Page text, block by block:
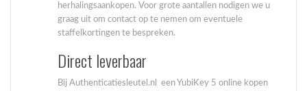
herhalingsaankopen. Voor grote aantallen nodigen we u
graag uit om contact op te nemen om eventuele
staffelkortingen te bespreken.
Direct leverbaar
Bij Authenticatiesleutel.nl een YubiKey 5 online kopen